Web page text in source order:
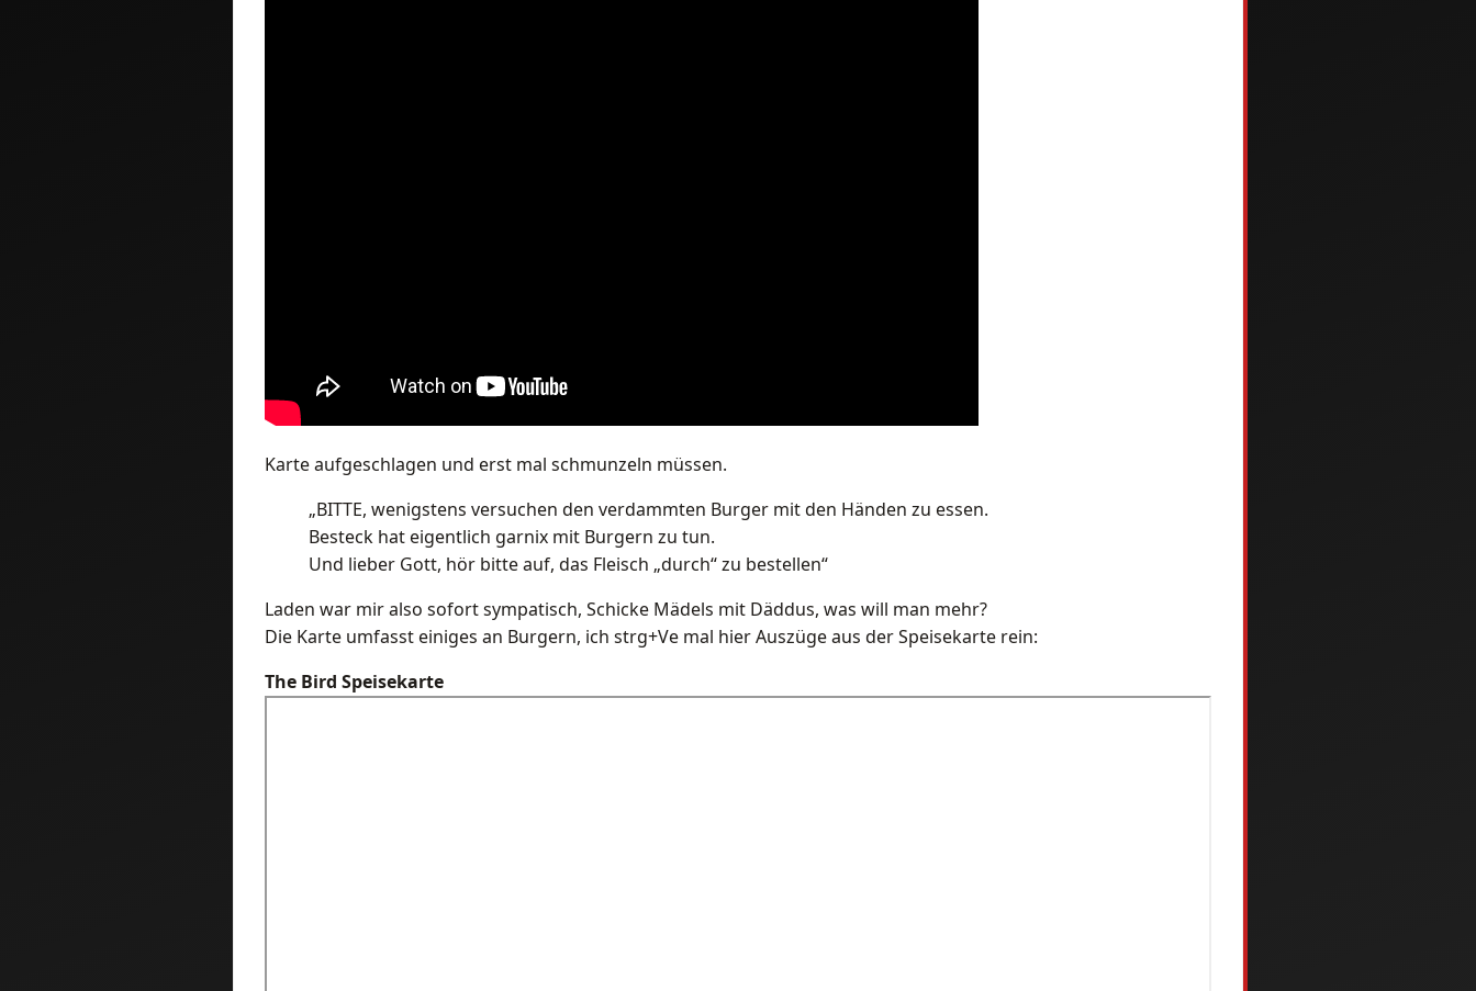
Karte aufgeschlagen und erst mal schmunzeln müssen.
„BITTE, wenigstens versuchen den verdammten Burger mit den Händen zu essen.
Besteck hat eigentlich garnix mit Burgern zu tun.
Und lieber Gott, hör bitte auf, das Fleisch „durch“ zu bestellen“
Laden war mir also sofort sympatisch, Schicke Mädels mit Däddus, was will man mehr?
Die Karte umfasst einiges an Burgern, ich strg+Ve mal hier Auszüge aus der Speisekarte rein:
The Bird Speisekarte